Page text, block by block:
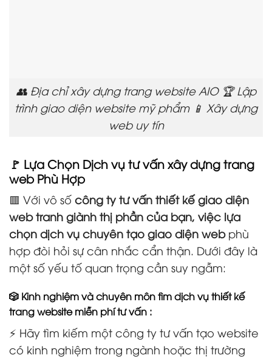
👥 Địa chỉ xây dựng trang website AIO 🏆 Lập
trình giao diện website mỹ phẩm 📱 Xây dựng
web uy tín
🚩 Lựa Chọn Dịch vụ tư vấn xây dựng trang
web Phù Hợp
🟥 Với vô số công ty tư vấn thiết kế giao diện
web tranh giành thị phần của bạn, việc lựa
chọn dịch vụ chuyên tạo giao diện webphù
hợp đòi hỏi sự cân nhắc cẩn thận. Dưới đây là
một số yếu tố quan trọng cần suy ngẫm:
🎲 Kinh nghiệm và chuyên môn tìm dịch vụ thiết kế
trang website miễn phí tư vấn :
⚡ Hãy tìm kiếm một công ty tư vấn tạo website
có kinh nghiệm trong ngành hoặc thị trường